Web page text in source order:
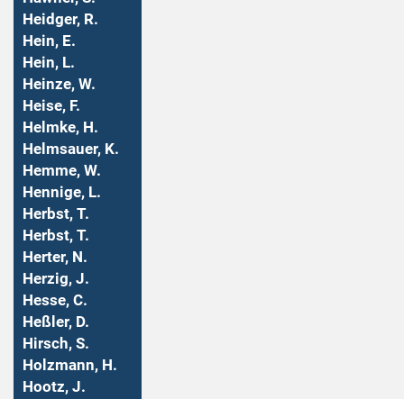
Heidger, R.
Hein, E.
Hein, L.
Heinze, W.
Heise, F.
Helmke, H.
Helmsauer, K.
Hemme, W.
Hennige, L.
Herbst, T.
Herbst, T.
Herter, N.
Herzig, J.
Hesse, C.
Heßler, D.
Hirsch, S.
Holzmann, H.
Hootz, J.